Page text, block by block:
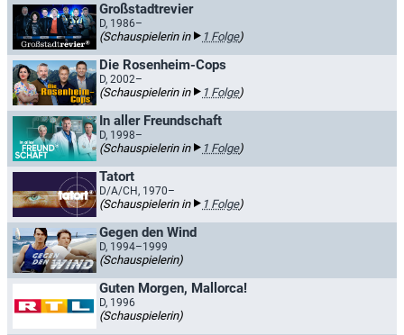
Großstadtrevier
D, 1986–
(Schauspielerin in 1 Folge)
Die Rosenheim-Cops
D, 2002–
(Schauspielerin in 1 Folge)
In aller Freundschaft
D, 1998–
(Schauspielerin in 1 Folge)
Tatort
D/A/CH, 1970–
(Schauspielerin in 1 Folge)
Gegen den Wind
D, 1994–1999
(Schauspielerin)
Guten Morgen, Mallorca!
D, 1996
(Schauspielerin)